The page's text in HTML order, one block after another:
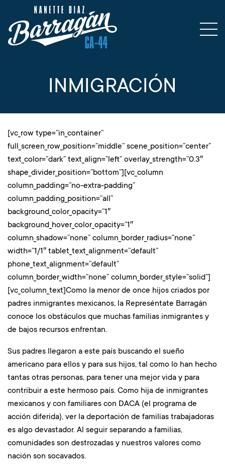
INMIGRACIÓN
[vc_row type=”in_container”
full_screen_row_position=”middle” scene_position=”center”
text_color=”dark” text_align=”left” overlay_strength=”0.3″
shape_divider_position=”bottom”][vc_column
column_padding=”no-extra-padding”
column_padding_position=”all”
background_color_opacity=”1″
background_hover_color_opacity=”1″
column_shadow=”none” column_border_radius=”none”
width=”1/1″ tablet_text_alignment=”default”
phone_text_alignment=”default”
column_border_width=”none” column_border_style=”solid”]
[vc_column_text]Como la menor de once hijos criados por
padres inmigrantes mexicanos, la Represéntate Barragán
conoce los obstáculos que muchas familias inmigrantes y
de bajos recursos enfrentan.
Sus padres llegaron a este país buscando el sueño
americano para ellos y para sus hijos, tal como lo han hecho
tantas otras personas, para tener una mejor vida y para
contribuir a este hermoso país. Como hija de inmigrantes
mexicanos y con familiares con DACA (el programa de
acción diferida), ver la deportación de familias trabajadoras
es algo devastador. Al seguir separando a familias,
comunidades son destrozadas y nuestros valores como
nación son socavados.